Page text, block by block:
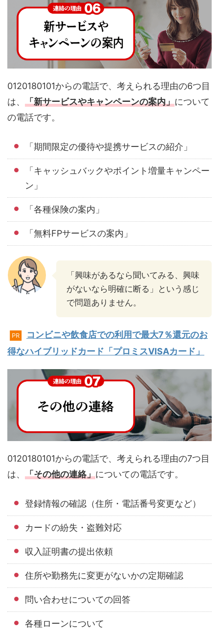
0120180101からの電話で、考えられる理由の6つ目
は、 「新サービスやキャンペーンの案内」について
の電話です。
「期間限定の優待や提携サービスの紹介」
「キャッシュバックやポイント増量キャンペー
ン」
「各種保険の案内」
「無料FPサービスの案内」
「興味があるなら聞いてみる、興味
がないなら明確に断る」という感じ
で問題ありません。
PR
コンビニや飲食店での利用で最大7％還元のお
得なハイブリッドカード「プロミスVISAカード」
0120180101からの電話で、考えられる理由の7つ目
は、 「その他の連絡」についての電話です。
登録情報の確認（住所・電話番号変更など）
カードの紛失・盗難対応
収入証明書の提出依頼
住所や勤務先に変更がないかの定期確認
問い合わせについての回答
各種ローンについて